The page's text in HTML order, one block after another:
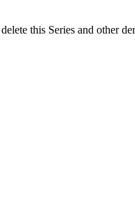
this Series and other